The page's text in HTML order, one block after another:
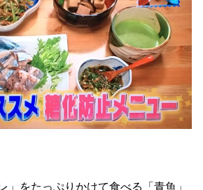
」をたっぷりかけて食べる「青魚」